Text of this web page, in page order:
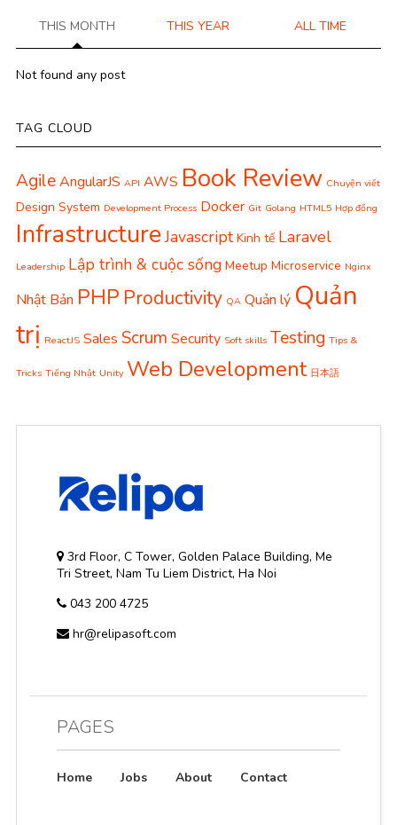
THIS MONTH THIS YEAR ALL TIME
Not found any post
TAG CLOUD
AgileAngularJS API AWS Book Review Chuyện viết
Design System Development Process Docker Git Golang HTML5 Hợp đồng
InfrastructureJavascript Kinh tế Laravel
Leadership Lập trình & cuộc sống Meetup Microservice Nginx
Nhật Bản PHP Productivity QA Quản lý Quản
trị ReactJS Sales Scrum Security Soft skills Testing Tips &
Tricks Tiếng Nhật Unity Web Development 日本語
3rd Floor, C Tower, Golden Palace Building, Me
Tri Street, Nam Tu Liem District, Ha Noi
043 200 4725
hr@relipasoft.com
PAGES
Home Jobs About Contact